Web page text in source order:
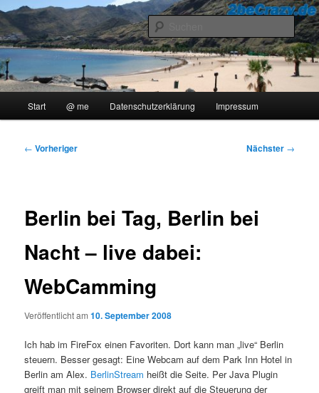
Zum
primären
Inhalt
springen2beCrazy
..::Ollis Blog::..
Start @ me Datenschutzerklärung Impressum
Beitragsnavigation
← Vorheriger Nächster →
Berlin bei Tag, Berlin bei
Nacht – live dabei:
WebCamming
Veröffentlicht am10. September 2008
Ich hab im FireFox einen Favoriten. Dort kann man „live“ Berlin
steuern. Besser gesagt: Eine Webcam auf dem Park Inn Hotel in
Berlin am Alex. BerlinStream heißt die Seite. Per Java Plugin
greift man mit seinem Browser direkt auf die Steuerung der